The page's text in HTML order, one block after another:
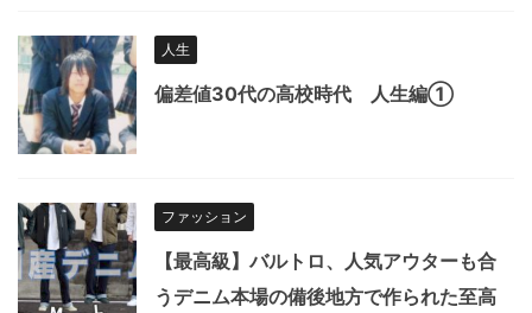
人生
偏差値30代の高校時代 人生編①
ファッション
【最高級】バルトロ、人気アウターも合
うデニム本場の備後地方で作られた至高